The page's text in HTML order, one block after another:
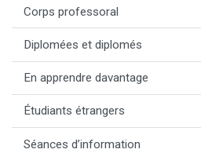
Corps professoral
Diplomées et diplomés
En apprendre davantage
Étudiants étrangers
Séances d’information